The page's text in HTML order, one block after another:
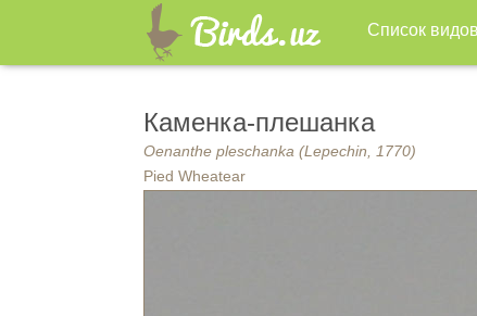
Список видов
Каменка-плешанка
Oenanthe pleschanka (Lepechin, 1770)
Pied Wheatear